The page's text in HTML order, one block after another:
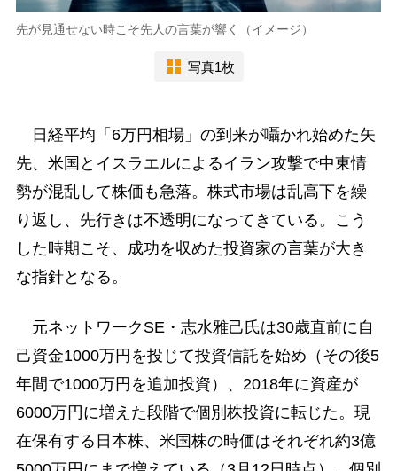
先が見通せない時こそ先人の言葉が響く（イメージ）
写真1枚
日経平均「6万円相場」の到来が囁かれ始めた矢
先、米国とイスラエルによるイラン攻撃で中東情
勢が混乱して株価も急落。株式市場は乱高下を繰
り返し、先行きは不透明になってきている。こう
した時期こそ、成功を収めた投資家の言葉が大き
な指針となる。
元ネットワークSE・志水雅己氏は30歳直前に自
己資金1000万円を投じて投資信託を始め（その後5
年間で1000万円を追加投資）、2018年に資産が
6000万円に増えた段階で個別株投資に転じた。現
在保有する日本株、米国株の時価はそれぞれ約3億